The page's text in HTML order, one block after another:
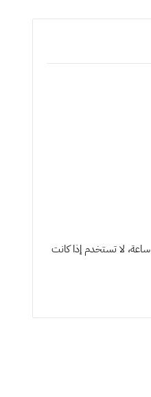
الكمية اليومية الموصى بها مذكورة في جدول التغذية. قم دائما بإعطاء وعاء من الماء العاب والحفظه وقدمه في درجة حرارة الغرفة (25c). بمجرد فتحه، قم بتخزينه في الثلاجة المستهلكة خلال 72 ساعة، لا تستخدم إذا كانت